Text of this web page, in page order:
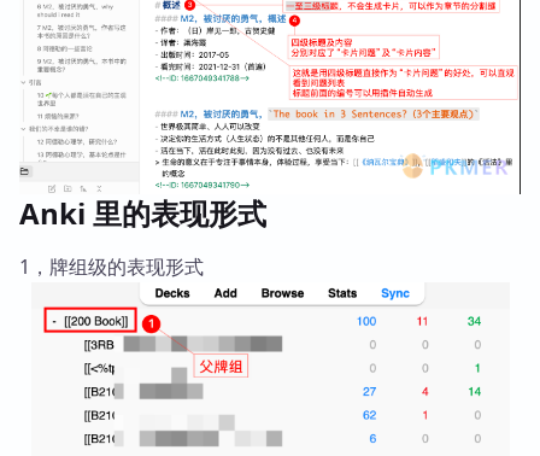
Anki 里的表现形式
1，牌组级的表现形式